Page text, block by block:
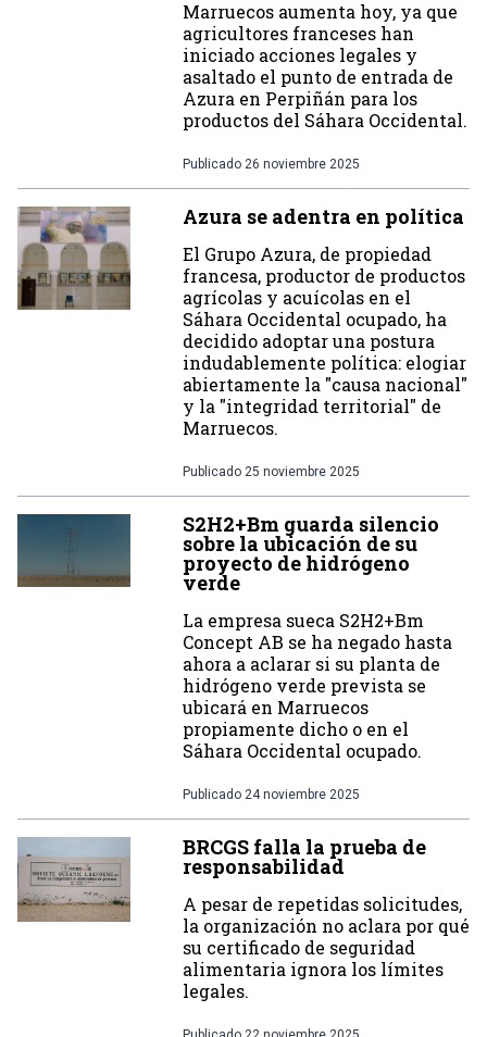
Marruecos aumenta hoy, ya que
agricultores franceses han
iniciado acciones legales y
asaltado el punto de entrada de
Azura en Perpiñán para los
productos del Sáhara Occidental.
Publicado 26 noviembre 2025
Azura se adentra en política
El Grupo Azura, de propiedad
francesa, productor de productos
agrícolas y acuícolas en el
Sáhara Occidental ocupado, ha
decidido adoptar una postura
indudablemente política: elogiar
abiertamente la "causa nacional"
y la "integridad territorial" de
Marruecos.
Publicado 25 noviembre 2025
S2H2+Bm guarda silencio
sobre la ubicación de su
proyecto de hidrógeno
verde
La empresa sueca S2H2+Bm
Concept AB se ha negado hasta
ahora a aclarar si su planta de
hidrógeno verde prevista se
ubicará en Marruecos
propiamente dicho o en el
Sáhara Occidental ocupado.
Publicado 24 noviembre 2025
BRCGS falla la prueba de
responsabilidad
A pesar de repetidas solicitudes,
la organización no aclara por qué
su certificado de seguridad
alimentaria ignora los límites
legales.